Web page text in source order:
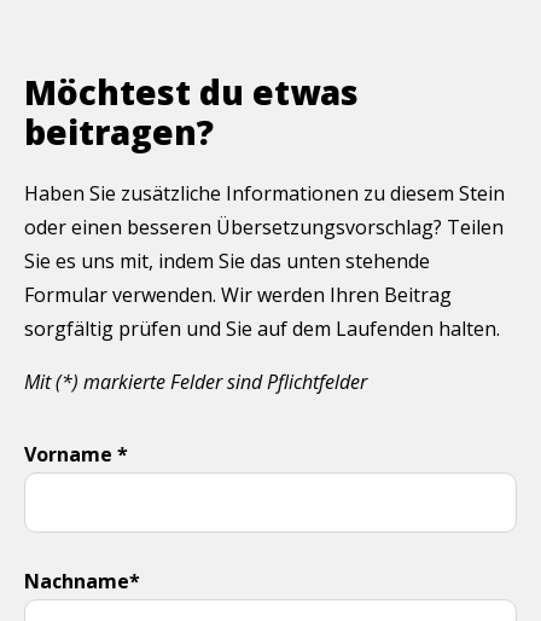
Möchtest du etwas
beitragen?
Haben Sie zusätzliche Informationen zu diesem Stein
oder einen besseren Übersetzungsvorschlag? Teilen
Sie es uns mit, indem Sie das unten stehende
Formular verwenden. Wir werden Ihren Beitrag
sorgfältig prüfen und Sie auf dem Laufenden halten.
Mit (*) markierte Felder sind Pflichtfelder
Vorname *
Nachname*